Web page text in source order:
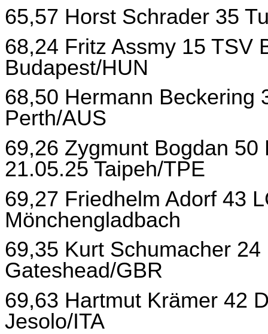
65,57 Horst Schrader 35
68,24 Fritz Assmy 15 TSV
Budapest/HUN
68,50 Hermann Beckering
Perth/AUS
69,26 Zygmunt Bogdan
21.05.25 Taipeh/TPE
69,27 Friedhelm Adorf 43
Mönchengladbach
69,35 Kurt Schumacher
Gateshead/GBR
69,63 Hartmut Krämer 42
Jesolo/ITA